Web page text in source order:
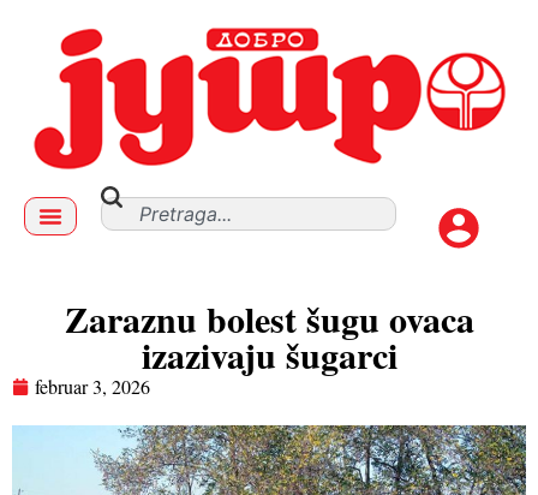
Zaraznu bolest šugu ovaca
izazivaju šugarci
februar 3, 2026